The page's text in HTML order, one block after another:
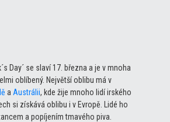
Day´ se slaví 17. března a je v mnoha
oblíbený. Největší oblibu má v
a Austrálii, kde žije mnoho lidí irského
si získává oblibu i v Evropě. Lidé ho
a popíjením tmavého piva.